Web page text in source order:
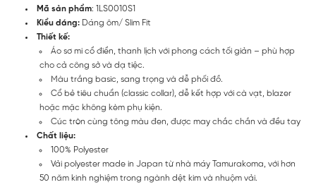
Mã sản phẩm: 1LS0010S1
Kiểu dáng: Dáng ôm/ Slim Fit
Thiết kế:
Áo sơ mi cổ điển, thanh lịch với phong cách tối giản – phù hợp
cho cả công sở và dạ tiệc.
Màu trắng basic, sang trọng và dễ phối đồ.
Cổ bẻ tiêu chuẩn (classic collar), dễ kết hợp với cà vạt, blazer
hoặc mặc không kèm phụ kiện.
Cúc tròn cùng tông màu đen, được may chắc chắn và đều tay
Chất liệu:
100% Polyester
Vải polyester made in Japan từ nhà máy Tamurakoma, với hơn
50 năm kinh nghiệm trong ngành dệt kim và nhuộm vải.